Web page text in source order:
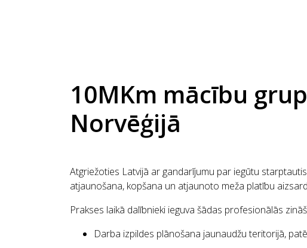
10MKm mācību
Norvēģijā
Atgriežoties Latvijā ar gandarījumu par iegūtu
atjaunošana, kopšana un atjaunoto meža platību
Prakses laikā dalībnieki ieguva šādas profesionālās
Darba izpildes plānošana jaunaudžu teritorijā,